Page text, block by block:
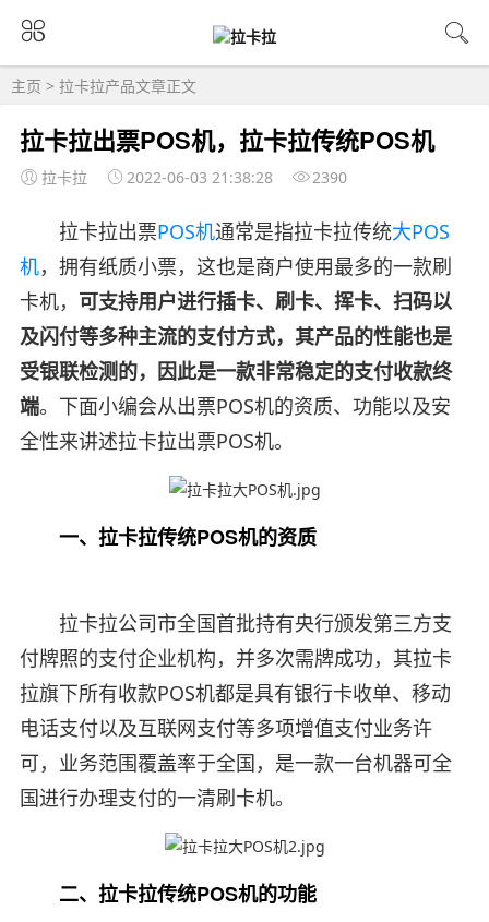
主页 > 拉卡拉产品文章正文
拉卡拉出票POS机，拉卡拉传统POS机
拉卡拉 2022-06-03 21:38:28 2390
拉卡拉出票POS机通常是指拉卡拉传统大POS
机，拥有纸质小票，这也是商户使用最多的一款刷
卡机， 可支持用户进行插卡、刷卡、挥卡、扫码以
及闪付等多种主流的支付方式，其产品的性能也是
受银联检测的，因此是一款非常稳定的支付收款终
端。下面小编会从出票POS机的资质、功能以及安
全性来讲述拉卡拉出票POS机。
一、拉卡拉传统POS机的资质
拉卡拉公司市全国首批持有央行颁发第三方支
付牌照的支付企业机构，并多次需牌成功，其拉卡
拉旗下所有收款POS机都是具有银行卡收单、移动
电话支付以及互联网支付等多项增值支付业务许
可，业务范围覆盖率于全国，是一款一台机器可全
国进行办理支付的一清刷卡机。
二、拉卡拉传统POS机的功能